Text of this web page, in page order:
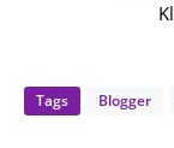
Tags Blogger